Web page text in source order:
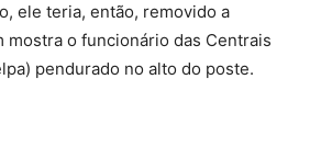
ele teria, então, removido a
mostra o funcionário das Centrais
pendurado no alto do poste.